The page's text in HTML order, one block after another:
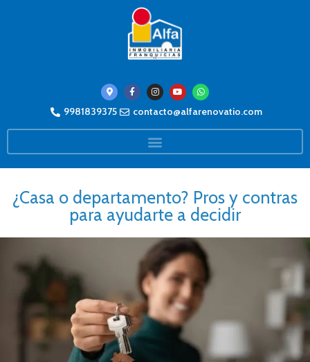
9981839375 contacto@alfarenovatio.com
¿Casa o departamento? Pros y contras
para ayudarte a decidir